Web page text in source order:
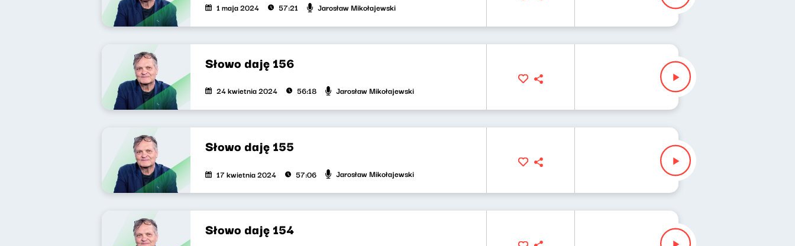
1 maja 2024 57:21 Jarosław Mikołajewski
Słowo daję 156
24 kwietnia 2024 56:18 Jarosław Mikołajewski
Słowo daję 155
17 kwietnia 2024 57:06 Jarosław Mikołajewski
Słowo daję 154